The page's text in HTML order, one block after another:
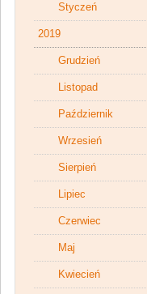
Styczeń
2019
Grudzień
Listopad
Październik
Wrzesień
Sierpień
Lipiec
Czerwiec
Maj
Kwiecień